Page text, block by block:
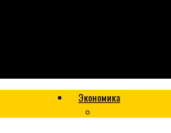
Экономика